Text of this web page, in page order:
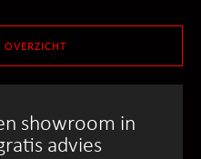
showroom in
advies